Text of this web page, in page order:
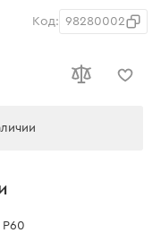
Код: 98280002
Р60